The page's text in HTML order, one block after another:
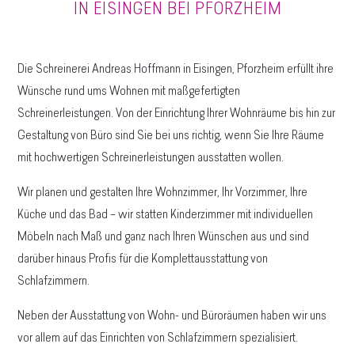
IN EISINGEN BEI PFORZHEIM
Die Schreinerei Andreas Hoffmann in Eisingen, Pforzheim erfüllt ihre
Wünsche rund ums Wohnen mit maßgefertigten
Schreinerleistungen. Von der Einrichtung Ihrer Wohnräume bis hin zur
Gestaltung von Büro sind Sie bei uns richtig, wenn Sie Ihre Räume
mit hochwertigen Schreinerleistungen ausstatten wollen.
Wir planen und gestalten Ihre Wohnzimmer, Ihr Vorzimmer, Ihre
Küche und das Bad – wir statten Kinderzimmer mit individuellen
Möbeln nach Maß und ganz nach Ihren Wünschen aus und sind
darüber hinaus Profis für die Komplettausstattung von
Schlafzimmern.
Neben der Ausstattung von Wohn- und Büroräumen haben wir uns
vor allem auf das Einrichten von Schlafzimmern spezialisiert.